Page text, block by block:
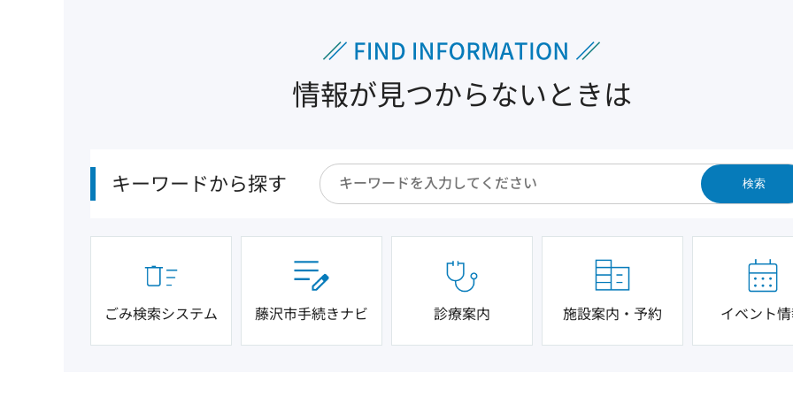
情報が見つからないときは
キーワードから探す 検索
ごみ検索システム 藤沢市手続きナビ 診療案内 施設案内・予約 イベント